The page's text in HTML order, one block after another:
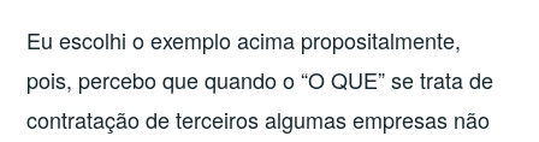
Eu escolhi o exemplo acima propositalmente,
pois, percebo que quando o “O QUE” se trata de
contratação de terceiros algumas empresas não